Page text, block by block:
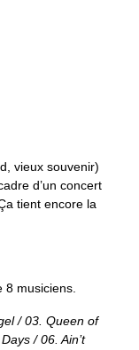
vieux souvenir)
d’un concert
tient encore la
musiciens.
/ 03. Queen of
/ 06. Ain’t